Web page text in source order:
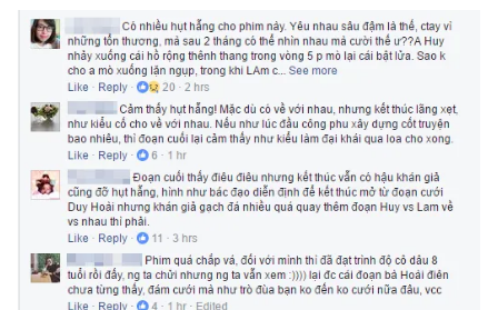
Thị trường 24h Tấm lòng Việt
VTV4 Vươn mình bằng AI
VTV9 VTV8
Liên hệ tòa soạn